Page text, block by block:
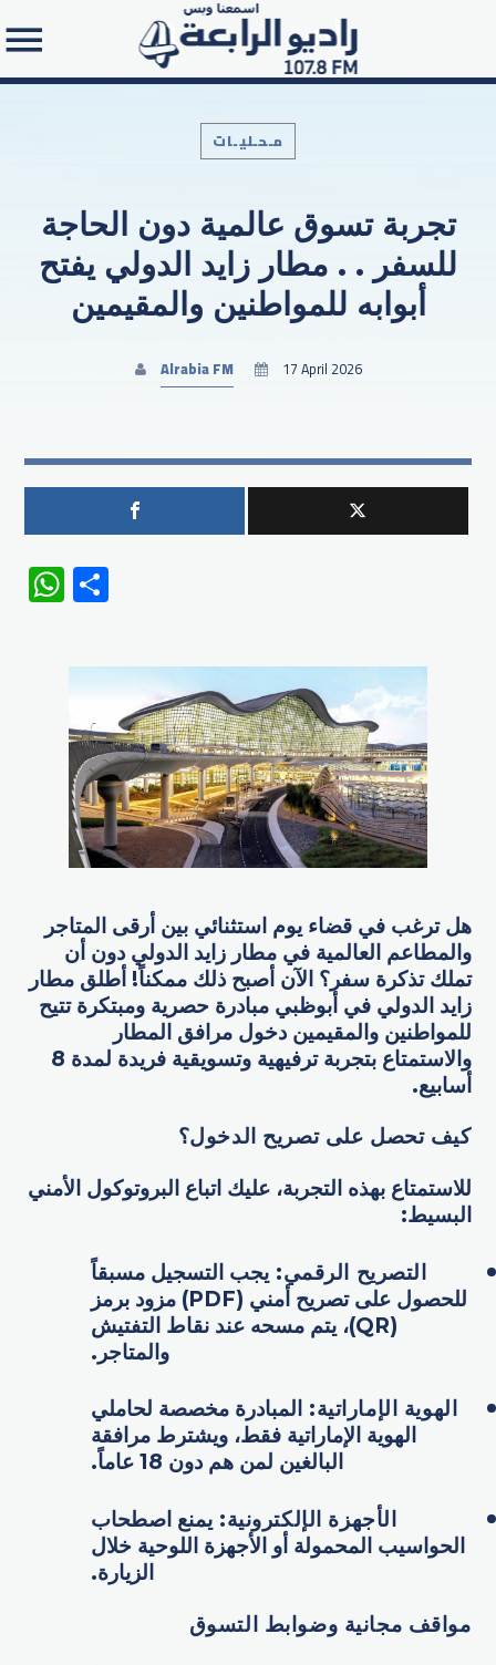
Search in the website:
مـحـليـات
تجربة تسوق عالمية دون الحاجة
للسفر . . مطار زايد الدولي يفتح
أبوابه للمواطنين والمقيمين
Alrabia FM 17 April 2026
WhatsApp
هل ترغب في قضاء يوم استثنائي بين أرقى المتاجر
والمطاعم العالمية في مطار زايد الدولي دون أن
تملك تذكرة سفر؟ الآن أصبح ذلك ممكناً! أطلق مطار
زايد الدولي في أبوظبي مبادرة حصرية ومبتكرة تتيح
للمواطنين والمقيمين دخول مرافق المطار
والاستمتاع بتجربة ترفيهية وتسويقية فريدة لمدة 8
أسابيع.
كيف تحصل على تصريح الدخول؟
للاستمتاع بهذه التجربة، عليك اتباع البروتوكول الأمني
البسيط:
التصريح الرقمي: يجب التسجيل مسبقاً
للحصول على تصريح أمني (PDF) مزود برمز
(QR)، يتم مسحه عند نقاط التفتيش
والمتاجر.
الهوية الإماراتية: المبادرة مخصصة لحاملي
الهوية الإماراتية فقط، ويشترط مرافقة
البالغين لمن هم دون 18 عاماً.
الأجهزة الإلكترونية: يمنع اصطحاب
الحواسيب المحمولة أو الأجهزة اللوحية خلال
الزيارة.
مواقف مجانية وضوابط التسوق